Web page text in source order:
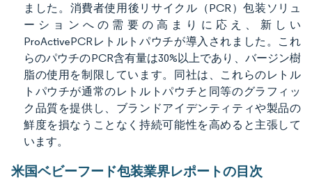
ました。消費者使用後リサイクル（PCR）包装ソリュ
ーションへの需要の高まりに応え、新しい
ProActivePCRレトルトパウチが導入されました。これ
らのパウチのPCR含有量は30%以上であり、バージン樹
脂の使用を制限しています。同社は、これらのレトル
トパウチが通常のレトルトパウチと同等のグラフィッ
ク品質を提供し、ブランドアイデンティティや製品の
鮮度を損なうことなく持続可能性を高めると主張して
います。
米国ベビーフード包装業界レポートの目次